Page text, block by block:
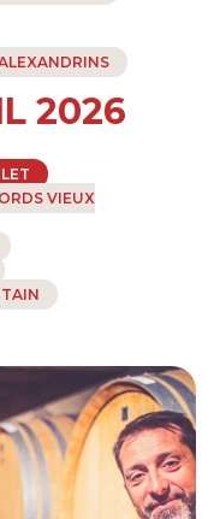
2026
VIEUX
TAIN